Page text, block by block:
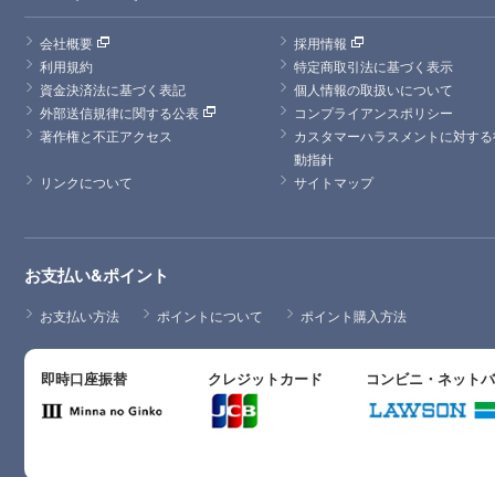
会社概要
採用情報
利用規約
特定商取引法に基づく表示
資金決済法に基づく表記
個人情報の取扱いについて
外部送信規律に関する公表
コンプライアンスポリシー
著作権と不正アクセス
カスタマーハラスメントに対す
動指針
リンクについて
サイトマップ
お支払い&ポイント
お支払い方法 ポイントについて ポイント購入方法
即時口座振替 クレジットカード コンビニ・ネット